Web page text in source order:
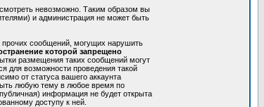
невозможно. Таким образом вы
и администрация не может быть
прочих сообщений, могущих нарушить
которой запрещено
размещения таких сообщений могут
для возможности проведения такой
от статуса вашего аккаунта
любую тему в любое время по
информация не будет открыта
доступу к ней.